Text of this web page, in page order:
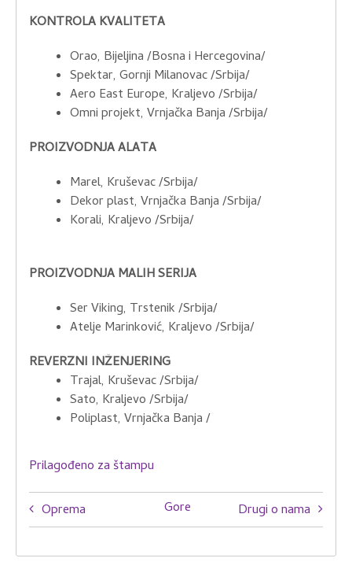
KONTROLA KVALITETA
Orao, Bijeljina /Bosna i Hercegovina/
Spektar, Gornji Milanovac /Srbija/
Aero East Europe, Kraljevo /Srbija/
Omni projekt, Vrnjačka Banja /Srbija/
PROIZVODNJA ALATA
Marel, Kruševac /Srbija/
Dekor plast, Vrnjačka Banja /Srbija/
Korali, Kraljevo /Srbija/
PROIZVODNJA MALIH SERIJA
Ser Viking, Trstenik /Srbija/
Atelje Marinković, Kraljevo /Srbija/
REVERZNI INŽENJERING
Trajal, Kruševac /Srbija/
Sato, Kraljevo /Srbija/
Poliplast, Vrnjačka Banja /
Prilagođeno za štampu
Book
traversal
links
Oprema Gore Drugi o nama